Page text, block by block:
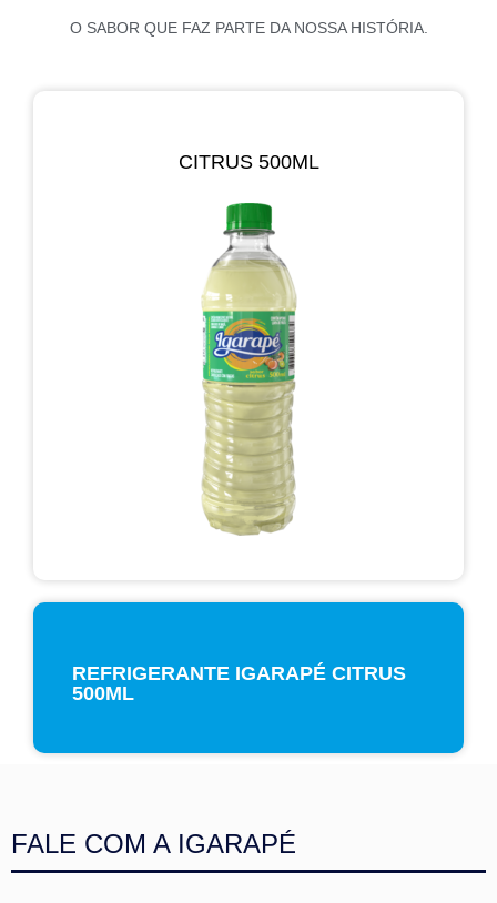
O SABOR QUE FAZ PARTE DA NOSSA HISTÓRIA.
CITRUS 500ML
REFRIGERANTE IGARAPÉ CITRUS
500ML
FALE COM A IGARAPÉ